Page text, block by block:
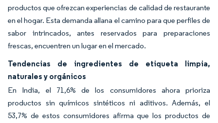
productos que ofrezcan experiencias de calidad de restaurante
en el hogar. Esta demanda allana el camino para que perfiles de
sabor intrincados, antes reservados para preparaciones
frescas, encuentren un lugar en el mercado.
Tendencias de ingredientes de etiqueta limpia,
naturales y orgánicos
En India, el 71,6% de los consumidores ahora prioriza
productos sin químicos sintéticos ni aditivos. Además, el
53,7% de estos consumidores afirma que los productos de